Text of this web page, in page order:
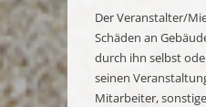
Der Veranstalter/
Schäden an
durch ihn selbst
seinen
Mitarbeiter,